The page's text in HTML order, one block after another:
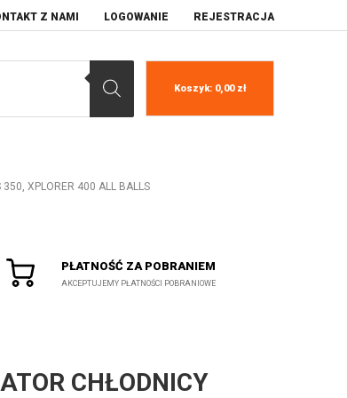
Z NAMI LOGOWANIE REJESTRACJA
Koszyk: 0,00 zł
XPLORER 400 ALL BALLS
PŁATNOŚĆ ZA POBRANIEM
AKCEPTUJEMY PŁATNOŚCI POBRANIOWE
CHŁODNICY